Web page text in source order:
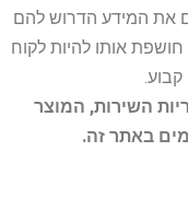
את המידע הדרוש להם
חושפת אותו להיות לקוח
השירות, המוצר
באתר זה.